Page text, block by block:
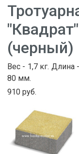
(черный)
Вес - 1,7 кг.
80 мм.
910 руб.